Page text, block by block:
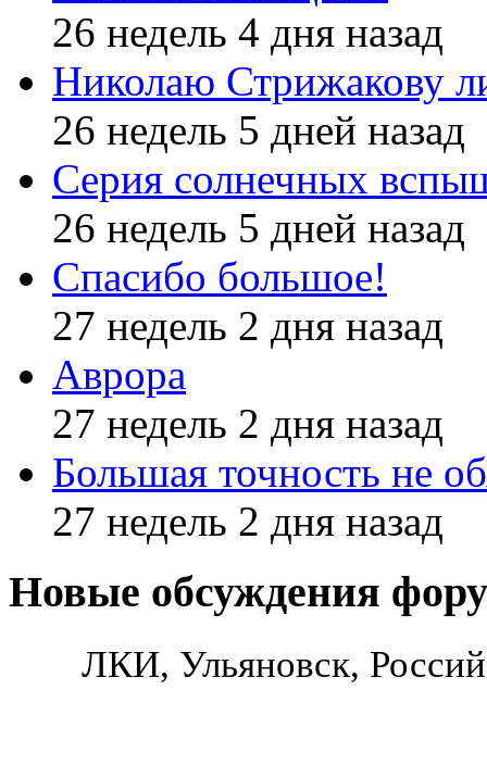
26 недель 4 дня назад
Николаю Стрижакову
26 недель 5 дней назад
Серия солнечных
26 недель 5 дней назад
Спасибо большое!
27 недель 2 дня назад
Аврора
27 недель 2 дня назад
Большая точность не
27 недель 2 дня назад
Новые обсуждения
ЛКИ, Ульяновск,